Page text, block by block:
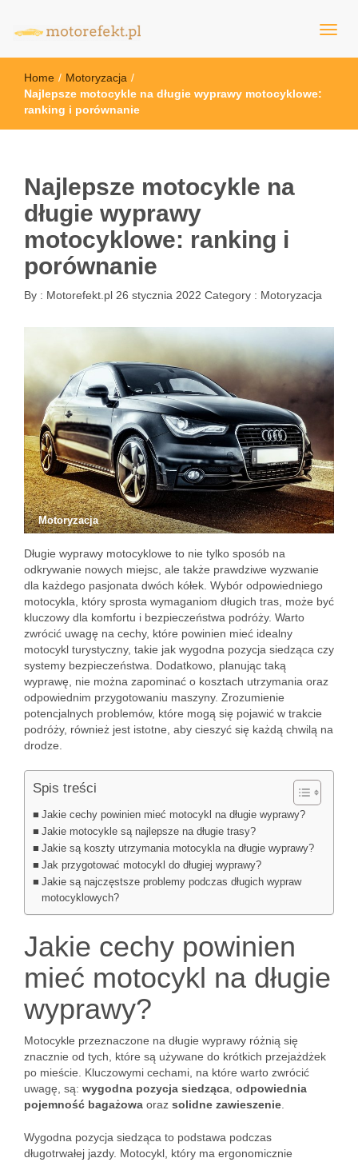
motorefekt.pl
Home / Motoryzacja /
Najlepsze motocykle na długie wyprawy motocyklowe:
ranking i porównanie
Najlepsze motocykle na
długie wyprawy
motocyklowe: ranking i
porównanie
By : Motorefekt.pl 26 stycznia 2022 Category : Motoryzacja
Motoryzacja
Długie wyprawy motocyklowe to nie tylko sposób na
odkrywanie nowych miejsc, ale także prawdziwe wyzwanie
dla każdego pasjonata dwóch kółek. Wybór odpowiedniego
motocykla, który sprosta wymaganiom długich tras, może być
kluczowy dla komfortu i bezpieczeństwa podróży. Warto
zwrócić uwagę na cechy, które powinien mieć idealny
motocykl turystyczny, takie jak wygodna pozycja siedząca czy
systemy bezpieczeństwa. Dodatkowo, planując taką
wyprawę, nie można zapominać o kosztach utrzymania oraz
odpowiednim przygotowaniu maszyny. Zrozumienie
potencjalnych problemów, które mogą się pojawić w trakcie
podróży, również jest istotne, aby cieszyć się każdą chwilą na
drodze.
Spis treści
Jakie cechy powinien mieć motocykl na długie wyprawy?
Jakie motocykle są najlepsze na długie trasy?
Jakie są koszty utrzymania motocykla na długie wyprawy?
Jak przygotować motocykl do długiej wyprawy?
Jakie są najczęstsze problemy podczas długich wypraw
motocyklowych?
Jakie cechy powinien
mieć motocykl na długie
wyprawy?
Motocykle przeznaczone na długie wyprawy różnią się
znacznie od tych, które są używane do krótkich przejażdżek
po mieście. Kluczowymi cechami, na które warto zwrócić
uwagę, są: wygodna pozycja siedząca odpowiednia
pojemność bagażowa oraz solidne zawieszenie
Wygodna pozycja siedząca to podstawa podczas
długotrwałej jazdy. Motocykl, który ma ergonomicznie